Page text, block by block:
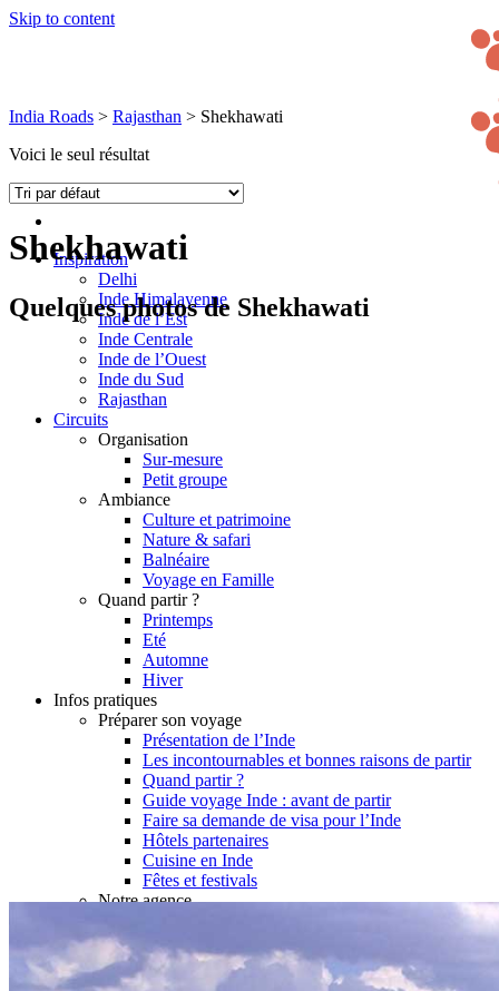
Skip to content
Inspiration
Delhi
Inde Himalayenne
Inde de l’Est
Inde Centrale
Inde de l’Ouest
Inde du Sud
Rajasthan
Circuits
Organisation
Sur-mesure
Petit groupe
Ambiance
Culture et patrimoine
Nature & safari
Balnéaire
Voyage en Famille
Quand partir ?
Printemps
Eté
Automne
Hiver
Infos pratiques
Préparer son voyage
Présentation de l’Inde
Les incontournables et bonnes raisons de partir
Quand partir ?
Guide voyage Inde : avant de partir
Faire sa demande de visa pour l’Inde
Hôtels partenaires
Cuisine en Inde
Fêtes et festivals
Notre agence
Garanties et engagements Asian Roads
Avis de nos voyageurs
India Roads > Rajasthan > Shekhawati
Voici le seul résultat
Shekhawati
Quelques photos de Shekhawati